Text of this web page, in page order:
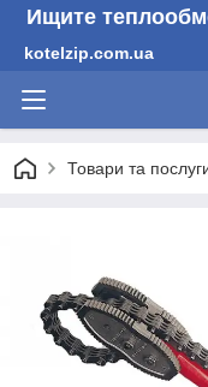
Ищите
kotelzip.com.ua
Товари та